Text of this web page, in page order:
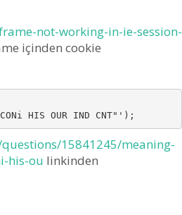
not-working-in-ie-session-
içinden cookie
HIS OUR IND CNT"');
15841245/meaning-
his-ou linkinden